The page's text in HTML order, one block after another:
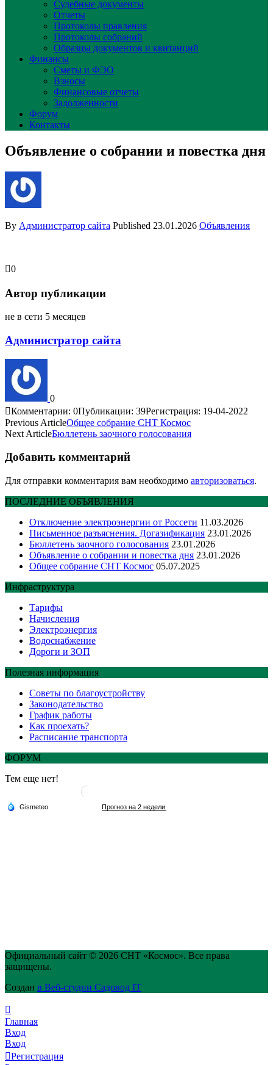
Судебные документы
Отчеты
Протоколы правления
Протоколы собраний
Образцы документов и квитанций
Финансы
Сметы и ФЭО
Взносы
Финансовые отчеты
Задолженности
Форум
Контакты
Объявление о собрании и повестка дня
By Администратор сайта Published 23.01.2026 Объявления
0
Автор публикации
не в сети 5 месяцев
Администратор сайта
0
Комментарии: 0Публикации: 39Регистрация: 19-04-2022
Previous ArticleОбщее собрание СНТ Космос
Next ArticleБюллетень заочного голосования
Добавить комментарий
Для отправки комментария вам необходимо авторизоваться.
ПОСЛЕДНИЕ ОБЪЯВЛЕНИЯ
Отключение электроэнергии от Россети 11.03.2026
Письменное разъяснения. Догазификация 23.01.2026
Бюллетень заочного голосования 23.01.2026
Объявление о собрании и повестка дня 23.01.2026
Общее собрание СНТ Космос 05.07.2025
Инфраструктура
Тарифы
Начисления
Электроэнергия
Водоснабжение
Дороги и ЗОП
Полезная информация
Советы по благоустройству
Законодательство
График работы
Как проехать?
Расписание транспорта
ФОРУМ
Тем еще нет!
Официальный сайт © 2026 СНТ «Космос». Все права
защищены.
Создан в Веб-студии Садовод IT
Главная
Вход
Вход
Регистрация